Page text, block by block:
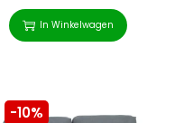
In Winkelwagen
-10%